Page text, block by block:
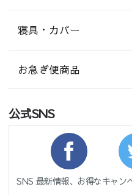
寝具・カバー
お急ぎ便商品
公式SNS
SNS 最新情報、お得なキャン